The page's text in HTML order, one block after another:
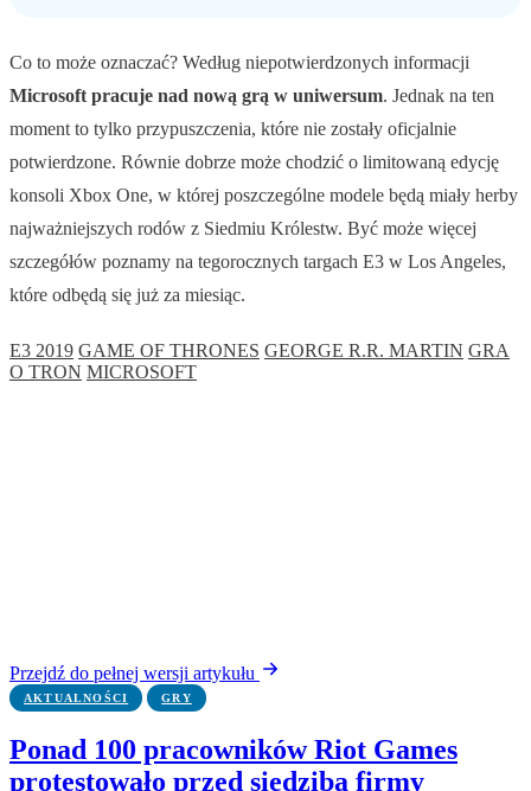
Co to może oznaczać? Według niepotwierdzonych informacji
Microsoft pracuje nad nową grą w uniwersum. Jednak na ten
moment to tylko przypuszczenia, które nie zostały oficjalnie
potwierdzone. Równie dobrze może chodzić o limitowaną edycję
konsoli Xbox One, w której poszczególne modele będą miały herby
najważniejszych rodów z Siedmiu Królestw. Być może więcej
szczegółów poznamy na tegorocznych targach E3 w Los Angeles,
które odbędą się już za miesiąc.
E3 2019 GAME OF THRONES GEORGE R.R. MARTIN GRA
O TRON MICROSOFT
Przejdź do pełnej wersji artykułu
AKTUALNOŚCI GRY
Ponad 100 pracowników Riot Games
protestowało przed siedzibą firmy